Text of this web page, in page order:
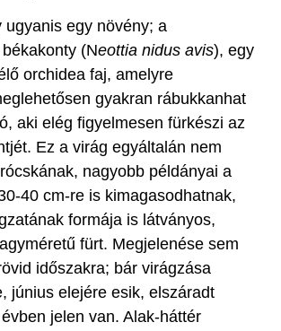
ugyanis egy növény; a
(Neottia nidus avis), egy
orchidea faj, amelyre
gyakran rábukkanhat
aki elég figyelmesen fürkészi az
Ez a virág egyáltalán nem
nagyobb példányai a
40 cm-re is kimagasodhatnak,
formája is látványos,
fürt. Megjelenése sem
időszakra; bár virágzása
június elejére esik, elszáradt
jelen van. Alak-háttér